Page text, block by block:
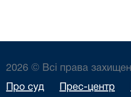
2026 © Всі права
Про суд Прес-центр